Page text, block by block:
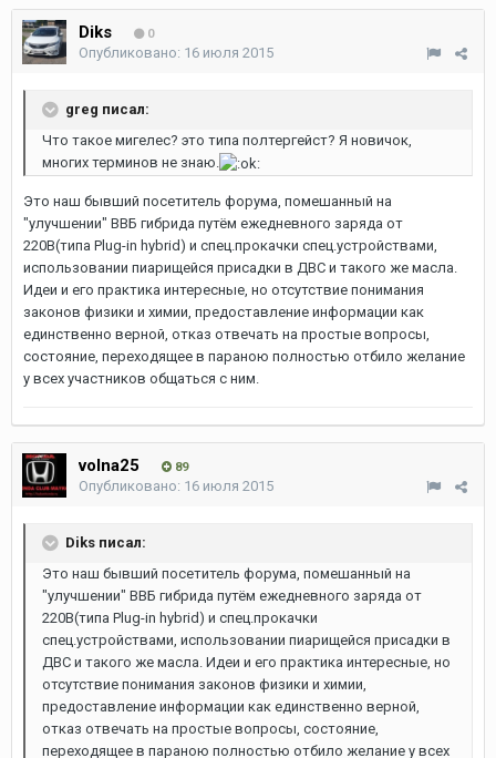
Diks 0
Опубликовано: 16 июля 2015
greg писал:
Что такое мигелес? это типа полтергейст? Я новичок,
многих терминов не знаю.
Это наш бывший посетитель форума, помешанный на
"улучшении" ВВБ гибрида путём ежедневного заряда от
220В(типа Plug-in hybrid) и спец.прокачки спец.устройствами,
использовании пиарищейся присадки в ДВС и такого же масла.
Идеи и его практика интересные, но отсутствие понимания
законов физики и химии, предоставление информации как
единственно верной, отказ отвечать на простые вопросы,
состояние, переходящее в параною полностью отбило желание
у всех участников общаться с ним.
volna25 89
Опубликовано: 16 июля 2015
Diks писал:
Это наш бывший посетитель форума, помешанный на
"улучшении" ВВБ гибрида путём ежедневного заряда от
220В(типа Plug-in hybrid) и спец.прокачки
спец.устройствами, использовании пиарищейся присадки в
ДВС и такого же масла. Идеи и его практика интересные, но
отсутствие понимания законов физики и химии,
предоставление информации как единственно верной,
отказ отвечать на простые вопросы, состояние,
переходящее в параною полностью отбило желание у всех